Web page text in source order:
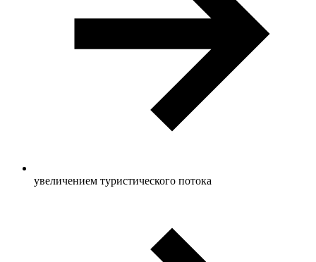
увеличением туристического потока